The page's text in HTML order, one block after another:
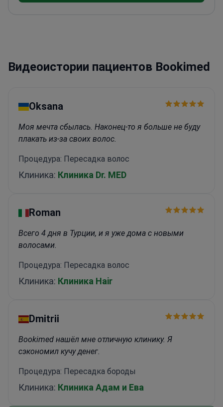
Видеоистории пациентов Bookimed
Oksana
Моя мечта сбылась. Наконец-то я больше не буду
плакать из-за своих волос.
Процедура: Пересадка волос
Клиника: Клиника Dr. MED
Roman
Всего 4 дня в Турции, и я уже дома с новыми
волосами.
Процедура: Пересадка волос
Клиника: Клиника Hair
Dmitrii
Bookimed нашёл мне отличную клинику. Я
сэкономил кучу денег.
Процедура: Пересадка бороды
Клиника: Клиника Адам и Ева